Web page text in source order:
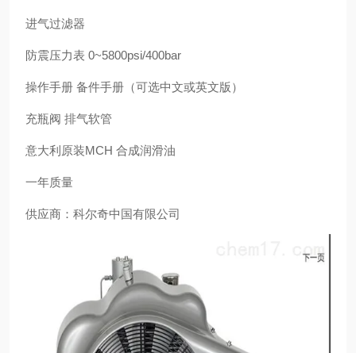
进气过滤器
防震压力表 0~5800psi/400bar
操作手册 备件手册（可选中文或英文版）
充瓶阀 排气软管
意大利原装MCH 合成润滑油
一年质量
供应商：科尔奇中国有限公司